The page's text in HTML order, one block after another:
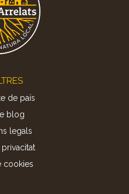
de país
blog
legals
cookies